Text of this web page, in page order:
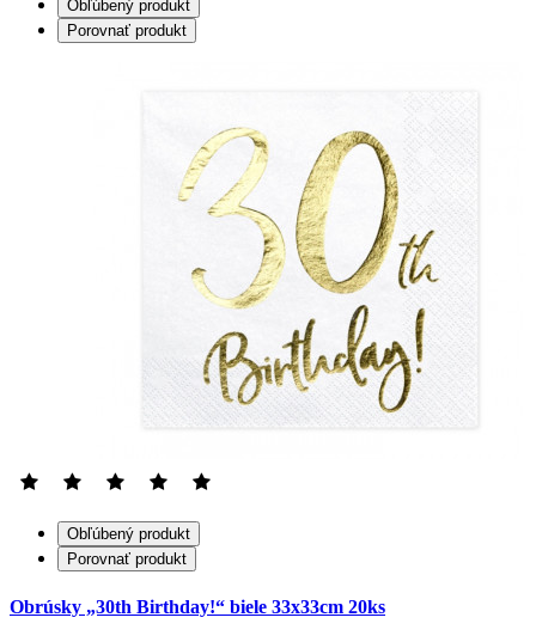
Obľúbený produkt
Porovnať produkt
Obľúbený produkt
Porovnať produkt
Obrúsky „30th Birthday!“ biele 33x33cm 20ks